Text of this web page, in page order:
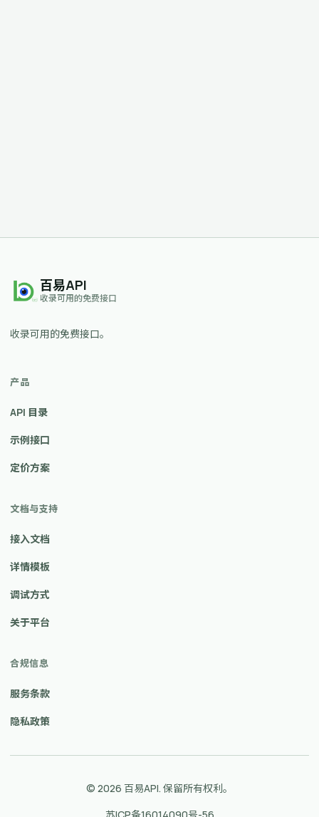
百易API
收录可用的免费接口
收录可用的免费接口。
产品
API 目录
示例接口
定价方案
文档与支持
接入文档
详情模板
调试方式
关于平台
合规信息
服务条款
隐私政策
© 2026 百易API. 保留所有权利。